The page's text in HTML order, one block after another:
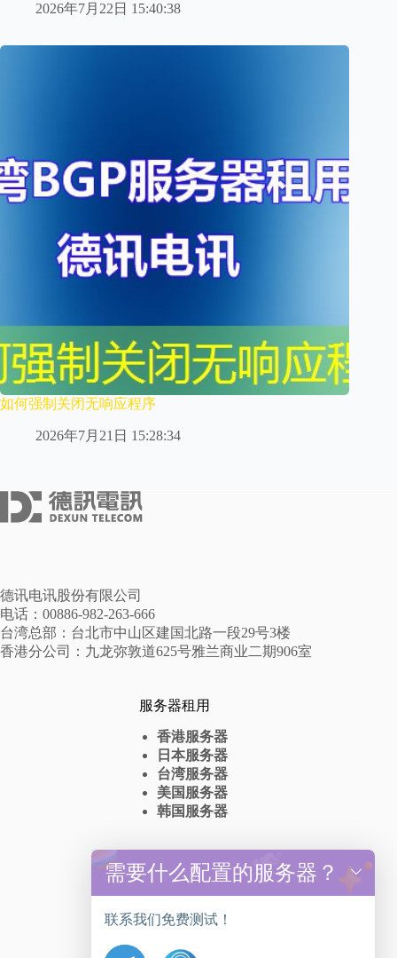
2026年7月22日 15:40:38
如何强制关闭无响应程序
2026年7月21日 15:28:34
德讯电讯股份有限公司
电话：00886-982-263-666
台湾总部：台北市中山区建国北路一段29号3楼
香港分公司：九龙弥敦道625号雅兰商业二期906室
服务器租用
香港服务器
日本服务器
台湾服务器
美国服务器
韩国服务器
高防服务器
香港高防服务器出租
台湾高防服务器租赁
日本高防服务器
t
需要什么配置的服务器？
联系我们免费测试！